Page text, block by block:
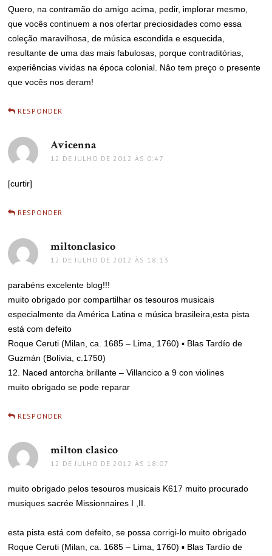
Quero, na contramão do amigo acima, pedir, implorar mesmo,
que vocês continuem a nos ofertar preciosidades como essa
coleção maravilhosa, de música escondida e esquecida,
resultante de uma das mais fabulosas, porque contraditórias,
experiências vividas na época colonial. Nâo tem preço o presente
que vocês nos deram!
RESPONDER
Avicenna
12 DE JULHO DE 2012 ÀS 0:47
[curtir]
RESPONDER
miltonclasico
12 DE JULHO DE 2012 ÀS 18:13
parabéns excelente blog!!!
muito obrigado por compartilhar os tesouros musicais
especialmente da América Latina e música brasileira,esta pista
está com defeito
Roque Ceruti (Milan, ca. 1685 – Lima, 1760) ▪ Blas Tardío de
Guzmán (Bolívia, c.1750)
12. Naced antorcha brillante – Villancico a 9 con violines
muito obrigado se pode reparar
RESPONDER
milton clasico
12 DE JULHO DE 2012 ÀS 18:07
muito obrigado pelos tesouros musicais K617 muito procurado
musiques sacrée Missionnaires I ,II.
esta pista está com defeito, se possa corrigi-lo muito obrigado
Roque Ceruti (Milan, ca. 1685 – Lima, 1760) ▪ Blas Tardío de